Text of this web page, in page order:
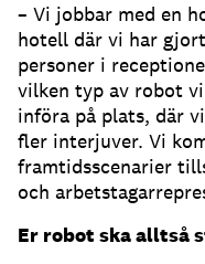
– Vi jobbar med en
hotell där vi har
personer i
vilken typ av robot
införa på plats, där
fler interjuver. Vi
framtidsscenarier
och
Er robot ska alltså